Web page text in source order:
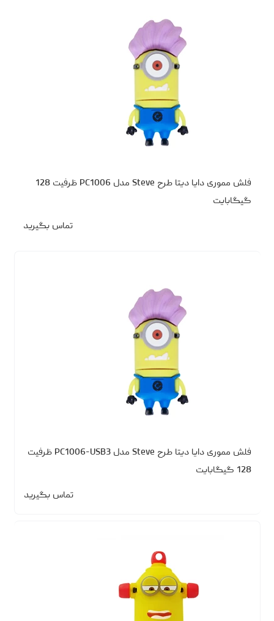
فلش مموری دایا دیتا طرح Steve مدل PC1006 ظرفیت 128
گیگابایت
تماس بگیرید
فلش مموری دایا دیتا طرح Steve مدل PC1006-USB3 ظرفیت
128 گیگابایت
تماس بگیرید